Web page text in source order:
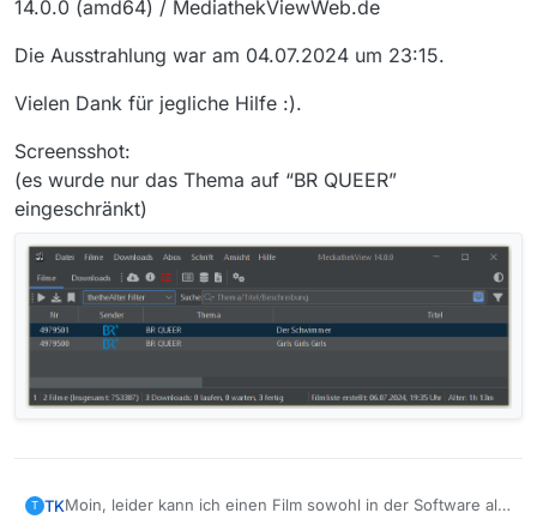
14.0.0 (amd64) / MediathekViewWeb.de
Die Ausstrahlung war am 04.07.2024 um 23:15.
Vielen Dank für jegliche Hilfe :).
Screensshot:
(es wurde nur das Thema auf “BR QUEER”
eingeschränkt)
T TKMoin, leider kann ich einen Film sowohl in der Software als